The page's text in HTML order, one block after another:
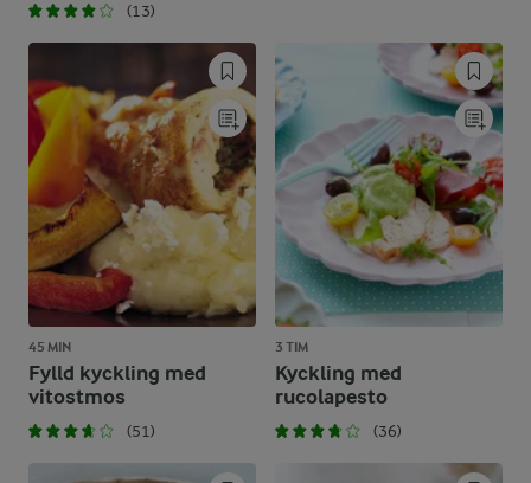
(13)
45 MIN
Fylld kyckling med
vitostmos
(51)
3 TIM
Kyckling med
rucolapesto
(36)